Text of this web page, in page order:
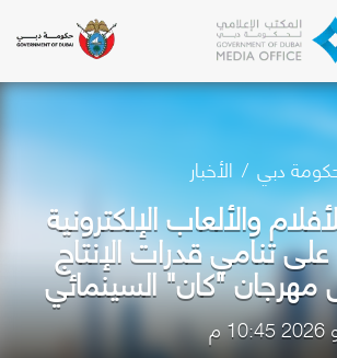
دبي الأخبار
والألعاب الإلكترونية
تنامي قدرات الإنتاج
"كان" السينمائي